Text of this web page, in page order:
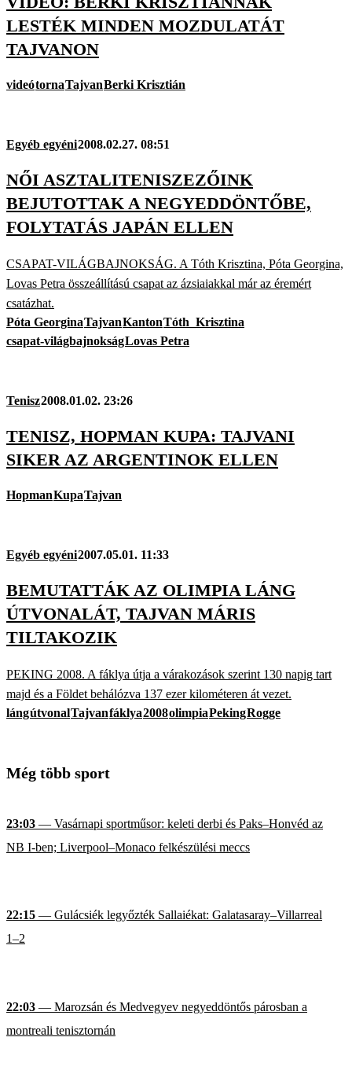
LESTÉK MINDEN MOZDULATÁT
TAJVANON
videótornaTajvanBerki Krisztián
Egyéb egyéni2008.02.27. 08:51
NŐI ASZTALITENISZEZŐINK
BEJUTOTTAK A NEGYEDDÖNTŐBE,
FOLYTATÁS JAPÁN ELLEN
CSAPAT-VILÁGBAJNOKSÁG. A Tóth Krisztina, Póta Georgina,
Lovas Petra összeállítású csapat az ázsiaiakkal már az éremért
csatázhat.
Póta GeorginaTajvanKantonTóth_Krisztina
csapat-világbajnokságLovas Petra
Tenisz2008.01.02. 23:26
TENISZ, HOPMAN KUPA: TAJVANI
SIKER AZ ARGENTINOK ELLEN
HopmanKupaTajvan
Egyéb egyéni2007.05.01. 11:33
BEMUTATTÁK AZ OLIMPIA LÁNG
ÚTVONALÁT, TAJVAN MÁRIS
TILTAKOZIK
PEKING 2008. A fáklya útja a várakozások szerint 130 napig tart
majd és a Földet behálózva 137 ezer kilométeren át vezet.
lángútvonalTajvanfáklya2008olimpiaPekingRogge
Még több sport
23:03 — Vasárnapi sportműsor: keleti derbi és Paks–Honvéd az
NB I-ben; Liverpool–Monaco felkészülési meccs
22:15 — Gulácsiék legyőzték Sallaiékat: Galatasaray–Villarreal
1–2
22:03 — Marozsán és Medvegyev negyeddöntős párosban a
montreali tenisztornán